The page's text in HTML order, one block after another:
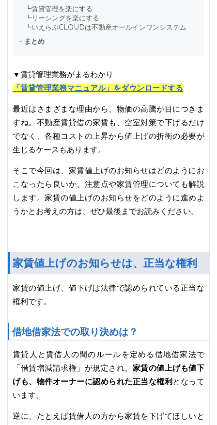
┗賃貸管理を楽にする
┗リーシングを楽にする
┗いえらぶCLOUDは不動産オールインワンシステム
・ まとめ
▼賃貸管理業務がまるわかり
「賃貸管理業務マニュアル」をダウンロードする
最近はさまざまな理由から、物価の高騰が目につきま
すね。不動産賃貸借の家賃も、空室対策で下げるだけ
でなく、各種コストの上昇から値上げの折衝の必要が
生じるケースもあります。
そこで今回は、家賃値上げのお知らせはどのようにお
こなったら良いか、注意点や家賃管理についても解説
します。家賃の値上げのお知らせをどのように進めよ
うかとお考えの方は、ぜひ最後までお読みください。
家賃値上げのお知らせは、正当な権利
家賃の値上げ、値下げは法律で認められている正当な
権利です。
借地借家法での取り決めは？
賃貸人と賃借人の間のルールを定める借地借家法で
「借賃増減請求権」が規定され、 家賃の値上げも値下
げも、物件オーナーに認められた正当な権利 となって
います。
逆に、たとえば賃借人の方から家賃を下げてほしいと